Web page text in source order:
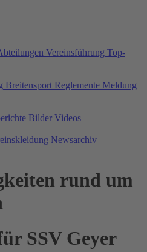
Vereinsführung Top-
Breitensport Reglemente Meldung
Bilder Videos
Newsarchiv
rund um
SSV Geyer